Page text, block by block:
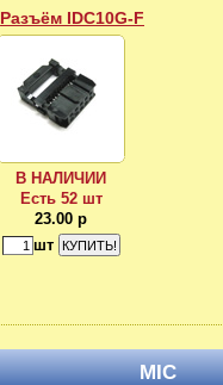
Разъём IDC10G-F
В НАЛИЧИИ
Есть 52 шт
23.00 р
шт
MIC